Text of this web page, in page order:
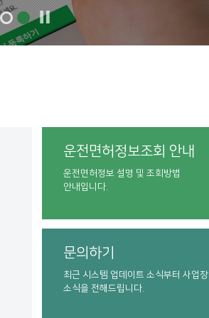
운전면허정보조회 안내
운전면허정보 설명 및 조회방법
안내입니다.
문의하기
최근 시스템 업데이트 소식부터 사업장
소식을 전해드립니다.